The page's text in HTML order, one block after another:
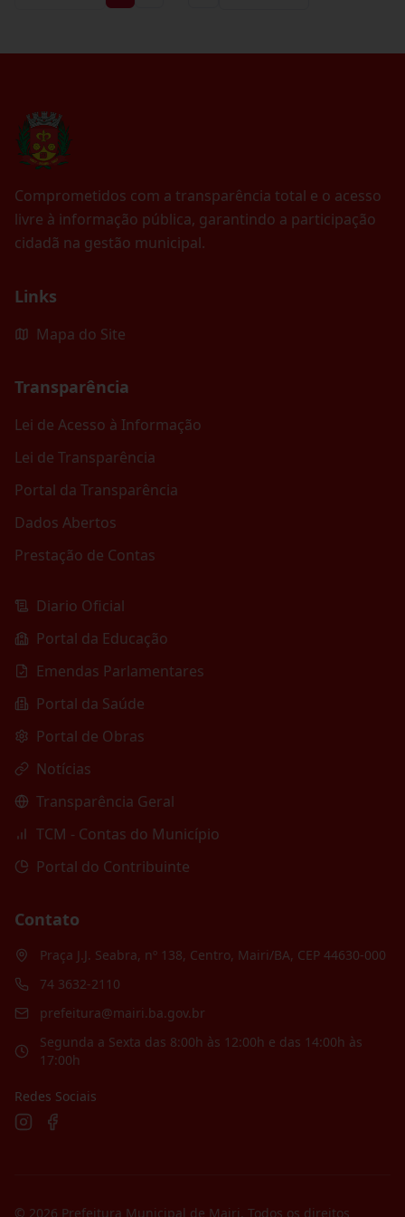
Comprometidos com a transparência total e o acesso
livre à informação pública, garantindo a participação
cidadã na gestão municipal.
Links
Mapa do Site
Transparência
Lei de Acesso à Informação
Lei de Transparência
Portal da Transparência
Dados Abertos
Prestação de Contas
Diario Oficial
Portal da Educação
Emendas Parlamentares
Portal da Saúde
Portal de Obras
Notícias
Transparência Geral
TCM - Contas do Município
Portal do Contribuinte
Contato
Praça J.J. Seabra, nº 138, Centro, Mairi/BA, CEP 44630-000
74 3632-2110
prefeitura@mairi.ba.gov.br
Segunda a Sexta das 8:00h às 12:00h e das 14:00h às
17:00h
Redes Sociais
© 2026 Prefeitura Municipal de Mairi. Todos os direitos